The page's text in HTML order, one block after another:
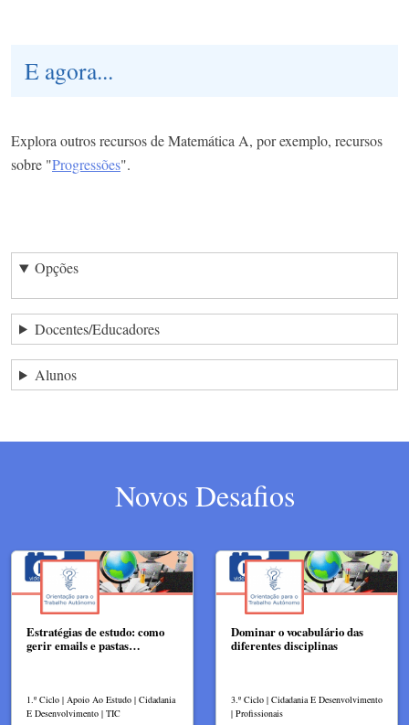
E agora...
Explora outros recursos de Matemática A, por exemplo, recursos
sobre "Progressões".
Opções
Docentes/Educadores
Alunos
Novos Desafios
Estratégias de estudo: como
gerir emails e pastas…
1.º Ciclo | Apoio Ao Estudo | Cidadania
E Desenvolvimento | TIC
Dominar o vocabulário das
diferentes disciplinas
3.º Ciclo | Cidadania E Desenvolvimento
| Profissionais